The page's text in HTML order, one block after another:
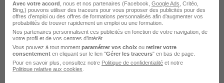
Gennevilliers - 92 Intérim
Voir l’offre
Avec votre accord , nous et nos partenaires (Facebook, Google Ads , Critéo,
Bing,) pouvons utiliser des traceurs pour vous proposer des publicités pour des
offres d’emploi ou des offres de formations personnalisés afin d’augmenter vos
probabilités de trouver rapidement un emploi ou une formation.
Nos partenaires personnalisent ces publicités en fonction de votre navigation, de
votre profil et de vos centres d’intérêt.
Vous pouvez à tout moment paramétrer vos choix ou retirer votre
consentement en cliquant sur le lien "Gérer les traceurs" en bas de page.
Pour en savoir plus, consultez notre Politique de confidentialité et notre
Politique relative aux cookies